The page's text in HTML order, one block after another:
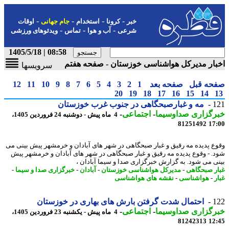
-کرونا-استخدام- جام جهانی-اوقات
شرعی-آب و هوا-تماس-ویدئوهای ورزشی
08:58 | 1405/5/18
مدیرکل هواشناسی خوزستان - صفحه هفتم
سرویسها
قبل صفحه بعد 1
2
3
4
5
6
7
8
9
10
11
12
14
15
16
17
18
19
20
مه و غبارصبحگاهی در جنوب غرب خوزستان
صداوسیما-اجتماعی-
4 ماه پیش - دوشنبه 24 فروردین 1405،
81251492
پدیده مه رقیق و غبار صبحگاهی در شهر های آبادان و خرمشهر پیش بینی می
- وقوع پدیده مه رقیق و غبار صبحگاهی در شهر های آبادان و خرمشهر پیش
می شود. به گزارش خبرگزاری صدا و سیما آبادان ،
صبحگاهی-مدیرکل هواشناسی خوزستان-آبادان- خبرگزاری صدا و سیما-
-هواشناسی-نقشه های هواشناسی
احتمال شدت گرفتن بارش های بهاری در خوزستان
صداوسیما-اجتماعی-
4 ماه پیش - یکشنبه 23 فروردین 1405،
81242313